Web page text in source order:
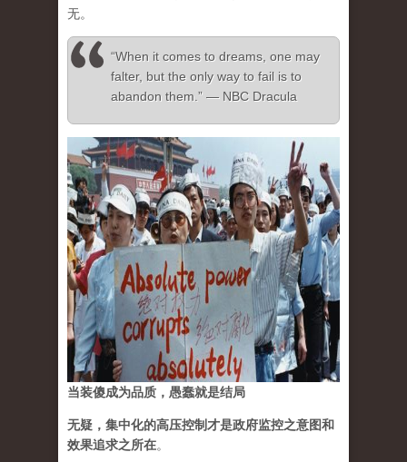
无。
“When it comes to dreams, one may
falter, but the only way to fail is to
abandon them.” ― NBC Dracula
当装傻成为品质，愚蠢就是结局
无疑，集中化的高压控制才是政府监控之意图和
效果追求之所在。